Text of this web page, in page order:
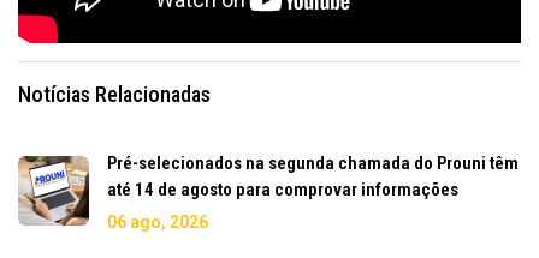
Notícias Relacionadas
Pré-selecionados na segunda chamada do Prouni têm
até 14 de agosto para comprovar informações
06 ago, 2026